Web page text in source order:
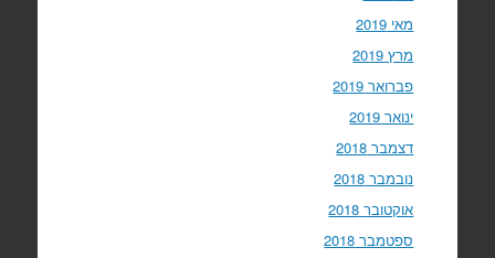
מאי 2019
מרץ 2019
פברואר 2019
ינואר 2019
דצמבר 2018
נובמבר 2018
אוקטובר 2018
ספטמבר 2018